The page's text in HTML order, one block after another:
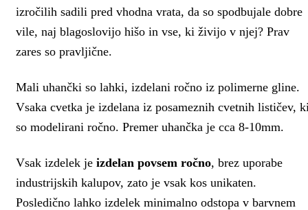
izročilih sadili pred vhodna vrata, da so spodbujale dobre
vile, naj blagoslovijo hišo in vse, ki živijo v njej? Prav
zares so pravljične.
Mali uhančki so lahki, izdelani ročno iz polimerne gline.
Vsaka cvetka je izdelana iz posameznih cvetnih lističev,
so modelirani ročno. Premer uhančka je cca 8-10mm.
Vsak izdelek je izdelan povsem ročno, brez uporabe
industrijskih kalupov, zato je vsak kos unikaten.
Posledično lahko izdelek minimalno odstopa v barvnem